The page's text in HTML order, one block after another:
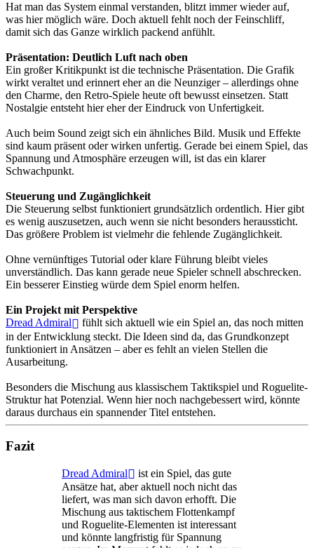
Hat man das System einmal verstanden, blitzt immer wieder auf,
was hier möglich wäre. Doch aktuell fehlt noch der Feinschliff,
damit sich das Ganze wirklich packend anfühlt.
Präsentation: Deutlich Luft nach oben
Ein großer Kritikpunkt ist die technische Präsentation. Die Grafik
wirkt veraltet und erinnert eher an die Neunziger – allerdings ohne
den Charme, den Retro-Spiele heute oft bewusst einsetzen. Statt
Nostalgie entsteht hier eher der Eindruck von Unfertigkeit.
Auch beim Sound zeigt sich ein ähnliches Bild. Musik und Effekte
sind kaum präsent oder wirken unfertig. Gerade bei einem Spiel, das
Spannung und Atmosphäre erzeugen will, ist das ein klarer
Schwachpunkt.
Steuerung und Zugänglichkeit
Die Steuerung selbst funktioniert grundsätzlich ordentlich. Hier gibt
es wenig auszusetzen, auch wenn sie nicht besonders heraussticht.
Das größere Problem ist vielmehr die fehlende Zugänglichkeit.
Ohne vernünftiges Tutorial oder klare Führung bleibt vieles
unverständlich. Das kann gerade neue Spieler schnell abschrecken.
Ein besserer Einstieg würde dem Spiel enorm helfen.
Ein Projekt mit Perspektive
Dread Admiral
fühlt sich aktuell wie ein Spiel an, das noch mitten
in der Entwicklung steckt. Die Ideen sind da, das Grundkonzept
funktioniert in Ansätzen – aber es fehlt an vielen Stellen die
Ausarbeitung.
Besonders die Mischung aus klassischem Taktikspiel und Roguelite-
Struktur hat Potenzial. Wenn hier noch nachgebessert wird, könnte
daraus durchaus ein spannender Titel entstehen.
Fazit
Dread Admiral
ist ein Spiel, das gute
Ansätze hat, aber aktuell noch nicht das
liefert, was man sich davon erhofft. Die
Mischung aus taktischem Flottenkampf
und Roguelite-Elementen ist interessant
und könnte langfristig für Spannung